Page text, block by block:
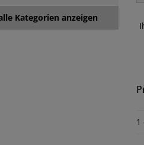
Kategorien anzeigen
1